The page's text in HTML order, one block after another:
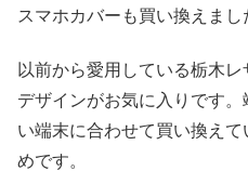
スマホカバーも買い換えまし
以前から愛用している栃木
デザインがお気に入りです
い端末に合わせて買い換え
めです。